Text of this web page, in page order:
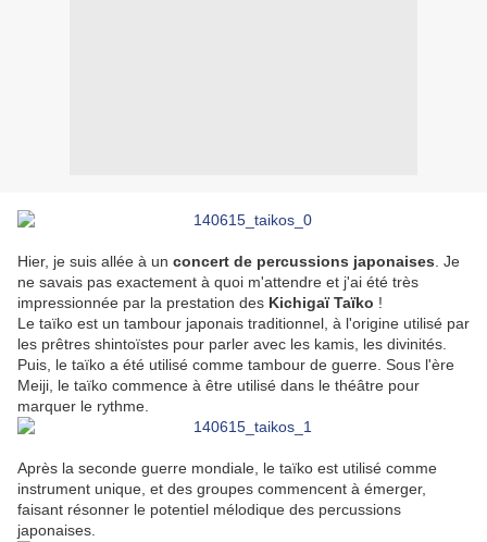
Hier, je suis allée à un concert de percussions japonaises . Je
ne savais pas exactement à quoi m'attendre et j'ai été très
impressionnée par la prestation des Kichigaï Taïko !
Le taïko est un tambour japonais traditionnel, à l'origine utilisé par
les prêtres shintoïstes pour parler avec les kamis, les divinités.
Puis, le taïko a été utilisé comme tambour de guerre. Sous l'ère
Meiji, le taïko commence à être utilisé dans le théâtre pour
marquer le rythme.
Après la seconde guerre mondiale, le taïko est utilisé comme
instrument unique, et des groupes commencent à émerger,
faisant résonner le potentiel mélodique des percussions
japonaises.